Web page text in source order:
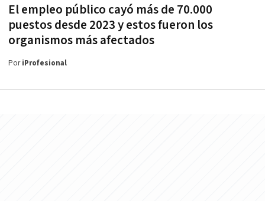
El empleo público cayó más de 70.000
puestos desde 2023 y estos fueron los
organismos más afectados
PoriProfesional